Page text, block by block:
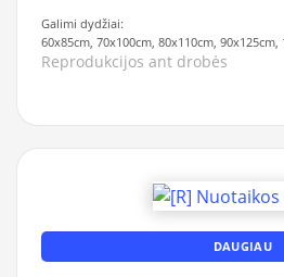
Galimi dydžiai:
60x85cm, 70x100cm, 80x110cm, 90x125cm,
Reprodukcijos ant drobės
DAUGIAU